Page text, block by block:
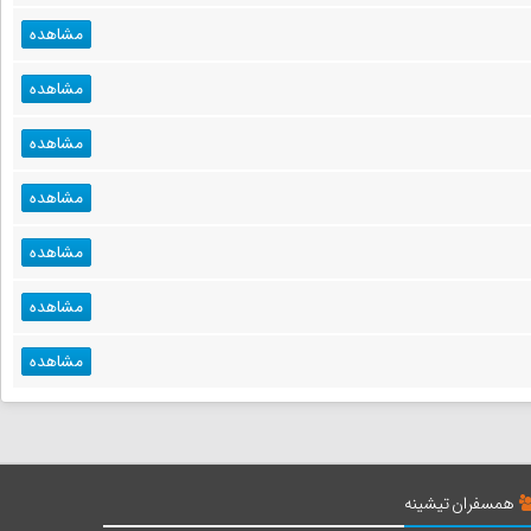
مشاهده
مشاهده
مشاهده
مشاهده
مشاهده
مشاهده
مشاهده
همسفران تیشینه